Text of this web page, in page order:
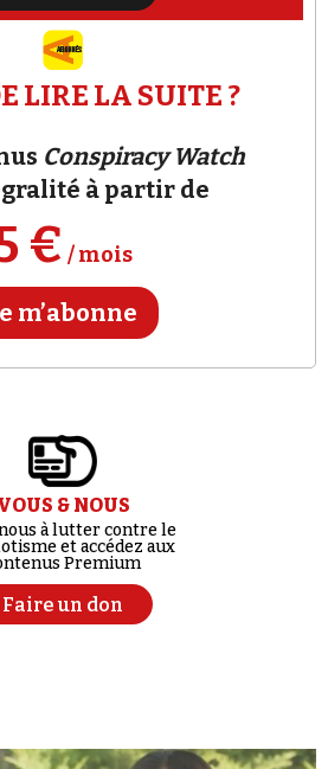
LIRE LA SUITE ?
Conspiracy Watch
à partir de
€ / mois
m’abonne
& NOUS
à lutter contre le
et accédez aux
Premium
Faire un don